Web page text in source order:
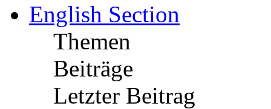
English Section
Themen
Beiträge
Letzter Beitrag